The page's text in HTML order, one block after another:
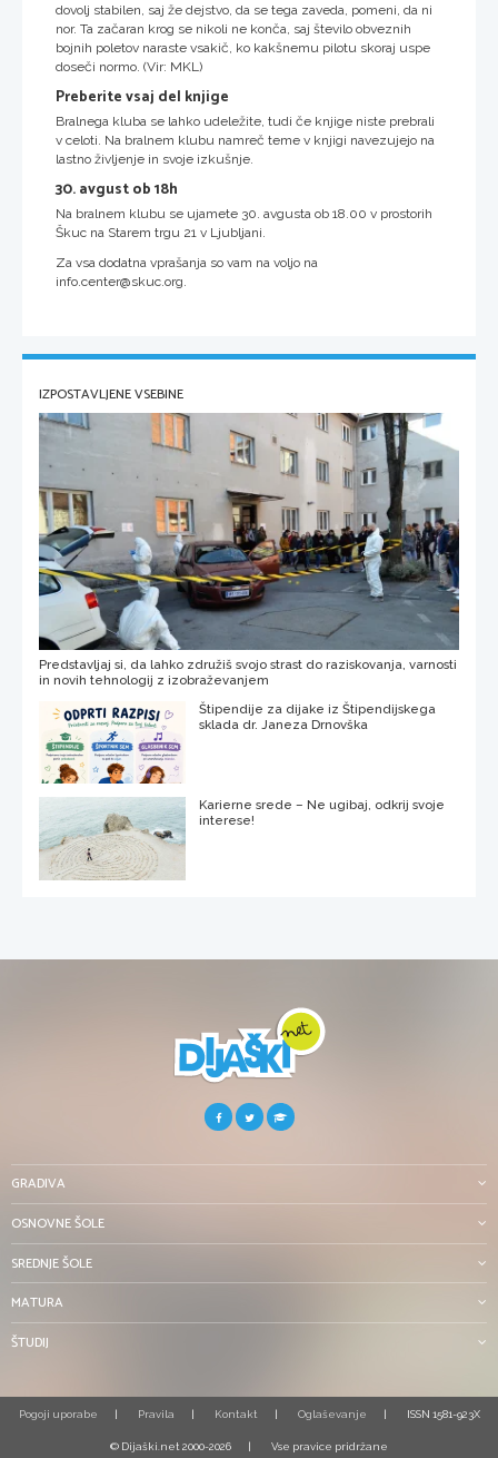
dovolj stabilen, saj že dejstvo, da se tega zaveda, pomeni, da ni
nor. Ta začaran krog se nikoli ne konča, saj število obveznih
bojnih poletov naraste vsakič, ko kakšnemu pilotu skoraj uspe
doseči normo. (Vir: MKL)
Preberite vsaj del knjige
Bralnega kluba se lahko udeležite, tudi če knjige niste prebrali
v celoti. Na bralnem klubu namreč teme v knjigi navezujejo na
lastno življenje in svoje izkušnje.
30. avgust ob 18h
Na bralnem klubu se ujamete 30. avgusta ob 18.00 v prostorih
Škuc na Starem trgu 21 v Ljubljani.
Za vsa dodatna vprašanja so vam na voljo na
info.center@skuc.org.
IZPOSTAVLJENE VSEBINE
Predstavljaj si, da lahko združiš svojo strast do raziskovanja, varnosti
in novih tehnologij z izobraževanjem
Štipendije za dijake iz Štipendijskega
sklada dr. Janeza Drnovška
Karierne srede – Ne ugibaj, odkrij svoje
interese!
GRADIVA
OSNOVNE ŠOLE
SREDNJE ŠOLE
MATURA
ŠTUDIJ
Pogoji uporabe Pravila Kontakt Oglaševanje ISSN 1581-923X
© Dijaški.net 2000-2026 Vse pravice pridržane